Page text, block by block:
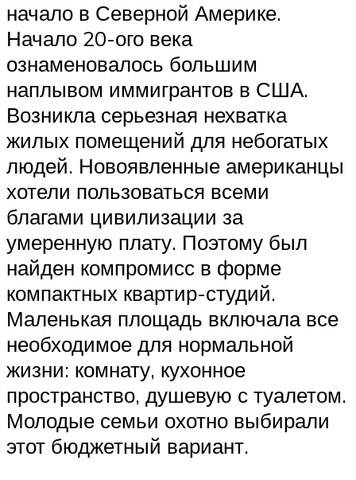
начало в Северной Америке.
Начало 20-ого века
ознаменовалось большим
наплывом иммигрантов в США.
Возникла серьезная нехватка
жилых помещений для небогатых
людей. Новоявленные американцы
хотели пользоваться всеми
благами цивилизации за
умеренную плату. Поэтому был
найден компромисс в форме
компактных квартир-студий.
Маленькая площадь включала все
необходимое для нормальной
жизни: комнату, кухонное
пространство, душевую с туалетом.
Молодые семьи охотно выбирали
этот бюджетный вариант.